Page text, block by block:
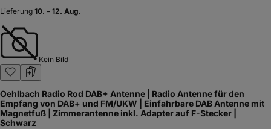
Lieferung 10. – 12. Aug.
Kein Bild
Oehlbach Radio Rod DAB+ Antenne | Radio Antenne für den
Empfang von DAB+ und FM/UKW | Einfahrbare DAB Antenne mit
Magnetfuß | Zimmerantenne inkl. Adapter auf F-Stecker |
Schwarz